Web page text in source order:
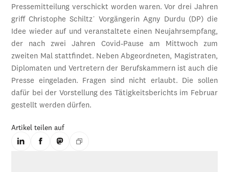
Pressemitteilung verschickt worden waren. Vor drei Jahren
griff Christophe Schiltz᾽ Vorgängerin Agny Durdu (DP) die
Idee wieder auf und veranstaltete einen Neujahrsempfang,
der nach zwei Jahren Covid-Pause am Mittwoch zum
zweiten Mal stattfindet. Neben Abgeordneten, Magistraten,
Diplomaten und Vertretern der Berufskammern ist auch die
Presse eingeladen. Fragen sind nicht erlaubt. Die sollen
dafür bei der Vorstellung des Tätigkeitsberichts im Februar
gestellt werden dürfen.
Artikel teilen auf